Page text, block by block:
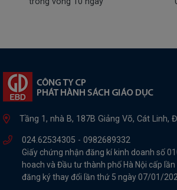
Tầng 1, nhà B, 187B Giảng Võ, Cát Linh,
024.62534305 - 0982689332
Giấy chứng nhận đăng kí kinh doanh số
hoach và Đầu tư thành phố Hà Nội cấp
đăng ký thay đổi lần thứ 5 ngày 07/01/